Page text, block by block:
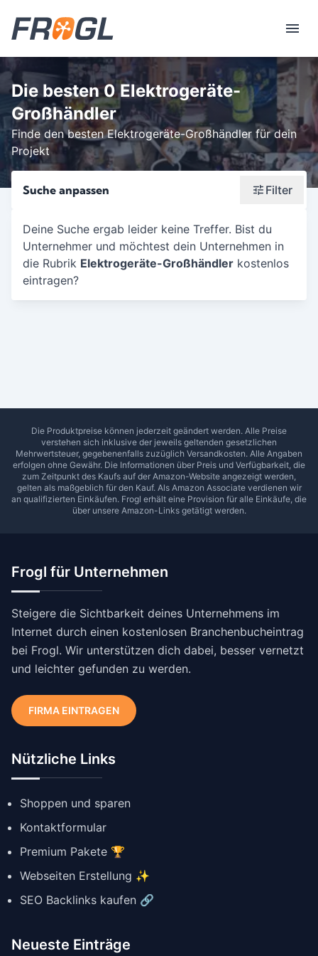
Die besten 0 Elektrogeräte-
Großhändler
Finde den besten Elektrogeräte-Großhändler für dein
Projekt
Suche anpassen Filter
Wonach suchst du?
Stadt oder Postleitzahl
Deine Suche ergab leider keine Treffer. Bist du
Unternehmer und möchtest dein Unternehmen in
die Rubrik Elektrogeräte-Großhändler kostenlos
eintragen?
Die Produktpreise können jederzeit geändert werden. Alle Preise
verstehen sich inklusive der jeweils geltenden gesetzlichen
Mehrwertsteuer, gegebenenfalls zuzüglich Versandkosten. Alle Angaben
erfolgen ohne Gewähr. Die Informationen über Preis und Verfügbarkeit, die
zum Zeitpunkt des Kaufs auf der Amazon-Website angezeigt werden,
gelten als maßgeblich für den Kauf. Als Amazon Associate verdienen wir
an qualifizierten Einkäufen. Frogl erhält eine Provision für alle Einkäufe, die
über unsere Amazon-Links getätigt werden.
Frogl für Unternehmen
Steigere die Sichtbarkeit deines Unternehmens im
Internet durch einen kostenlosen Branchenbucheintrag
bei Frogl. Wir unterstützen dich dabei, besser vernetzt
und leichter gefunden zu werden.
FIRMA EINTRAGEN
Nützliche Links
Shoppen und sparen
Kontaktformular
Premium Pakete 🏆
Webseiten Erstellung ✨
SEO Backlinks kaufen 🔗
Neueste Einträge